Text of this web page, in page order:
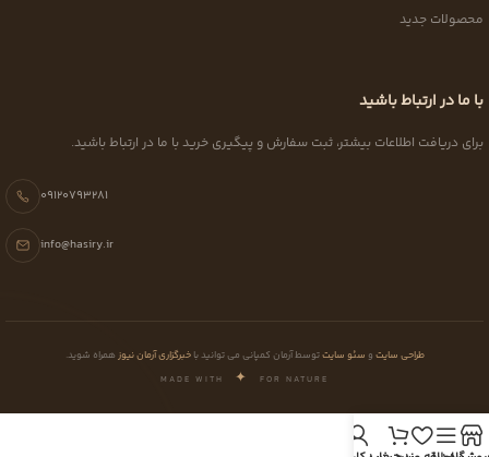
محصولات جدید
با ما در ارتباط باشید
برای دریافت اطلاعات بیشتر، ثبت سفارش و پیگیری خرید با ما در ارتباط باشید.
09120793281
info@hasiry.ir
طراحی سایت و سئو سایتتوسط آرمان کمپانی می توانید باخبرگزاری آرمان نیوز همراه شوید.
MADE WITH ✦ FOR NATURE